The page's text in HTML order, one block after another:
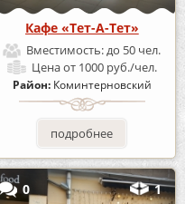
Кафе «Тет-А-Тет»
Вместимость:до 50 чел.
Ценаот 1000 руб./чел.
Район: Коминтерновский
подробнее
0 1